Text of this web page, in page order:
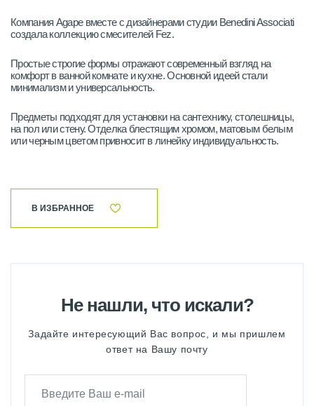
Компания Agape вместе с дизайнерами студии Benedini Associati
создала коллекцию смесителей Fez.
Простые строгие формы отражают современный взгляд на
комфорт в ванной комнате и кухне. Основной идеей стали
минимализм и универсальность.
Предметы подходят для установки на сантехнику, столешницы,
на пол или стену. Отделка блестящим хромом, матовым белым
или черным цветом привносит в линейку индивидуальность.
В ИЗБРАННОЕ
Не нашли, что искали?
Задайте интересующий Вас вопрос, и мы пришлем
ответ на Вашу почту